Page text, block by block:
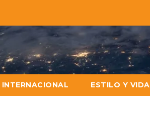
INTERNACIONAL ESTILO Y VIDA